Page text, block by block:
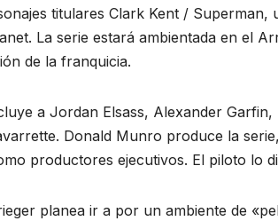
titulares Clark Kent /
La serie estará ambientada en el
de la franquicia.
a Jordan Elsass, Alexander
Donald Munro produce la
productores ejecutivos. El piloto lo
planea ir a por un ambiente de